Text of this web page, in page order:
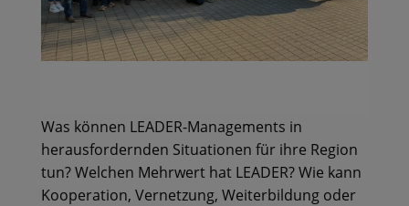
Was können LEADER-Managements in
herausfordernden Situationen für ihre Region
tun? Welchen Mehrwert hat LEADER? Wie kann
Kooperation, Vernetzung, Weiterbildung oder